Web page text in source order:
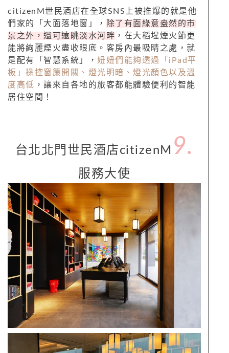
citizenM世民酒店在全球SNS上被推爆的就是他
們家的「大面落地窗」，
除了有面綠意盎然的市
景之外，還可遠眺淡水河畔 ，在大稻埕煙火節更
能將絢麗煙火盡收眼底。客房內最吸睛之處，就
是配有「智慧系統」， 妞妞們能夠透過「iPad平
板」操控窗簾開關、燈光明暗、燈光顏色以及溫
度高低 ，讓來自各地的旅客都能體驗便利的智能
居住空間！
台北北門世民酒店citizenM 9.
服務大使